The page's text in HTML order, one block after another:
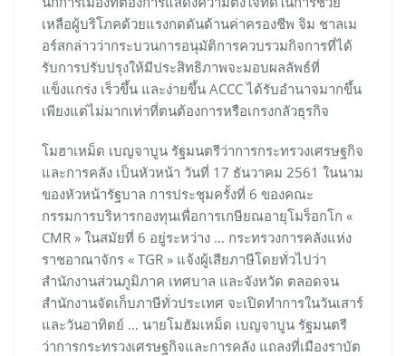
เหลือผู้บริโภคด้วยแรงกดดันด้านค่าครองชีพ จิม ชาลเม
อร์สกล่าวว่ากระบวนการอนุมัติการควบรวมกิจการที่ได้
รับการปรับปรุงให้มีประสิทธิภาพจะมอบผลลัพธ์ที่
แข็งแกร่ง เร็วขึ้น และง่ายขึ้น ACCC ได้รับอำนาจมากขึ้น
เพียงแต่ไม่มากเท่าที่ตนต้องการหรือเกรงกลัวธุรกิจ
โมฮาเหม็ด เบญจาบูน รัฐมนตรีว่าการกระทรวงเศรษฐกิจ
และการคลัง เป็นหัวหน้า วันที่ 17 ธันวาคม 2561 ในนาม
ของหัวหน้ารัฐบาล การประชุมครั้งที่ 6 ของคณะ
กรรมการบริหารกองทุนเพื่อการเกษียณอายุโมร็อกโก «
CMR » ในสมัยที่ 6 อยู่ระหว่าง … ​กระทรวงการคลังแห่ง
ราชอาณาจักร « TGR » แจ้งผู้เสียภาษีโดยทั่วไปว่า
สำนักงานส่วนภูมิภาค เทศบาล และจังหวัด ตลอดจน
สำนักงานจัดเก็บภาษีทั่วประเทศ จะเปิดทำการในวันเสาร์
และวันอาทิตย์ … นายโมฮัมเหม็ด เบญจาบูน รัฐมนตรี
ว่าการกระทรวงเศรษฐกิจและการคลัง แถลงที่เมืองราบัต